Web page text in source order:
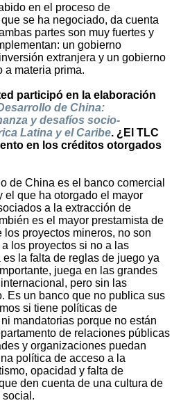
en el proceso de
se ha negociado, da cuenta
partes son muy fuertes y
un gobierno
extranjera y un gobierno
a materia prima.
participó en la elaboración
de China:
y desafíos socio-
Latina y el Caribe. ¿El TLC
en los créditos otorgados
de China es el banco comercial
el que ha otorgado el mayor
a la extracción de
es el mayor prestamista de
los proyectos mineros, no son
los proyectos si no a las
la falta de reglas de juego ya
juega en las grandes
pero sin las
Es un banco que no publica sus
si tiene políticas de
mandatorias porque no están
de relaciones públicas
y organizaciones puedan
política de acceso a la
opacidad y falta de
den cuenta de una cultura de
social.